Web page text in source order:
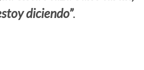
diciendo”.